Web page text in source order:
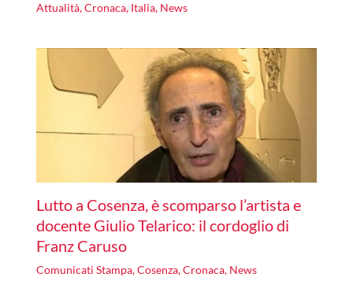
Attualità,Cronaca, Italia, News
Lutto a Cosenza, è scomparso l’artista e
docente Giulio Telarico: il cordoglio di
Franz Caruso
Comunicati Stampa,Cosenza,Cronaca, News